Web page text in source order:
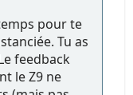
pour te
Tu as
feedback
le Z9 ne